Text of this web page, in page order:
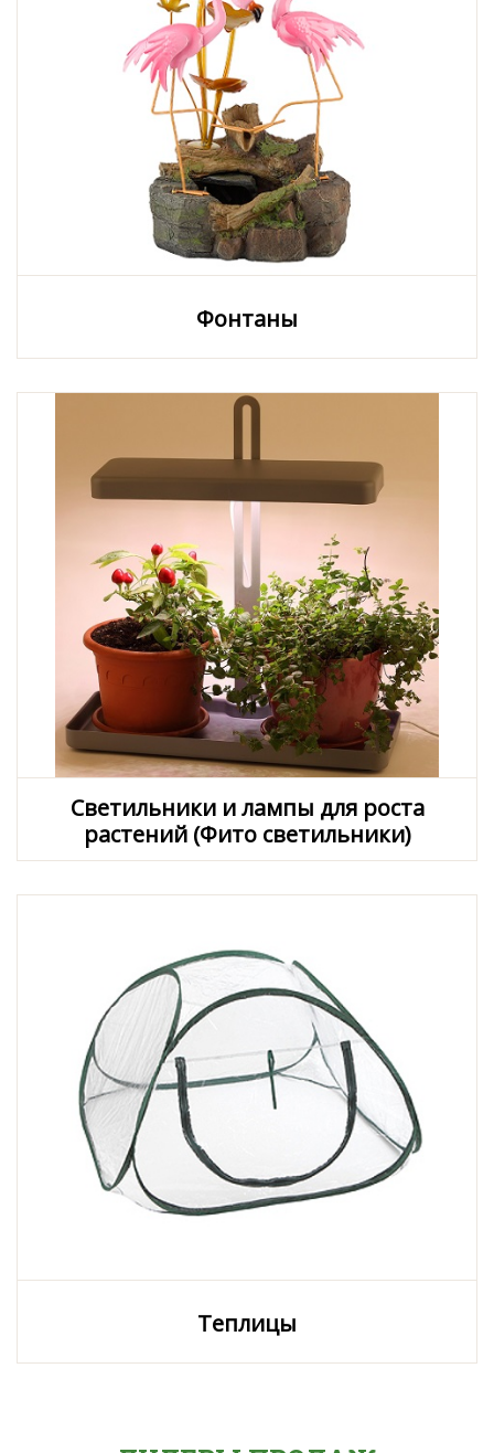
Фонтаны
Светильники и лампы для роста
растений (Фито светильники)
Теплицы